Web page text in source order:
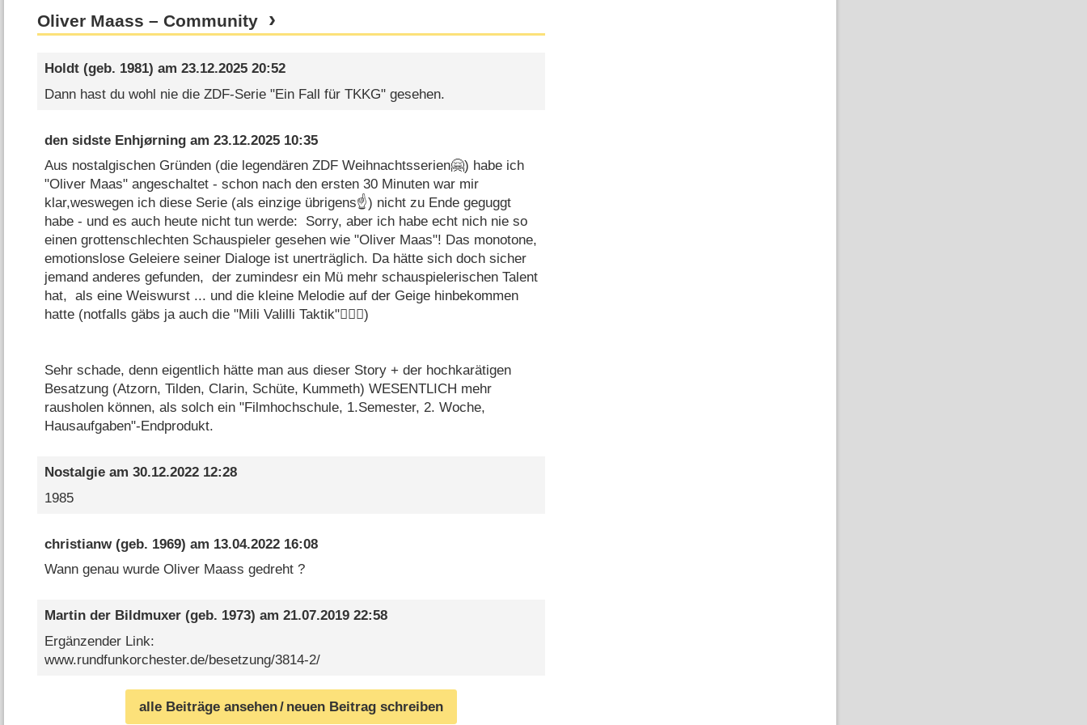
Oliver Maass – Community
Holdt(geb. 1981) am 23.12.2025 20:52
Dann hast du wohl nie die ZDF-Serie "Ein Fall für TKKG" gesehen.
den sidste Enhjørningam 23.12.2025 10:35
Aus nostalgischen Gründen (die legendären ZDF Weihnachtsserien🤗) habe ich
"Oliver Maas" angeschaltet - schon nach den ersten 30 Minuten war mir
klar,weswegen ich diese Serie (als einzige übrigens☝️) nicht zu Ende geguggt
habe - und es auch heute nicht tun werde: Sorry, aber ich habe echt nich nie so
einen grottenschlechten Schauspieler gesehen wie "Oliver Maas"! Das monotone,
emotionslose Geleiere seiner Dialoge ist unerträglich. Da hätte sich doch sicher
jemand anderes gefunden, der zumindesr ein Mü mehr schauspielerischen Talent
hat, als eine Weiswurst ... und die kleine Melodie auf der Geige hinbekommen
hatte (notfalls gäbs ja auch die "Mili Valilli Taktik"🤷🏼‍♂️)
Sehr schade, denn eigentlich hätte man aus dieser Story + der hochkarätigen
Besatzung (Atzorn, Tilden, Clarin, Schüte, Kummeth) WESENTLICH mehr
rausholen können, als solch ein "Filmhochschule, 1.Semester, 2. Woche,
Hausaufgaben"-Endprodukt.
Nostalgieam 30.12.2022 12:28
1985
christianw(geb. 1969) am 13.04.2022 16:08
Wann genau wurde Oliver Maass gedreht ?
Martin der Bildmuxer(geb. 1973) am 21.07.2019 22:58
Ergänzender Link:
www.rundfunkorchester.de/besetzung/3814-2/
alle Beiträge ansehen/ neuen Beitrag schreiben